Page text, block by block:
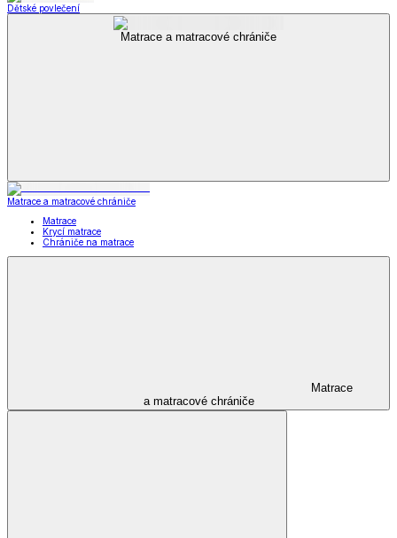
Dětské povlečení
Matrace a matracové chrániče
Matrace a matracové chrániče
Matrace
Krycí matrace
Chrániče na matrace
Matrace
a matracové chrániče